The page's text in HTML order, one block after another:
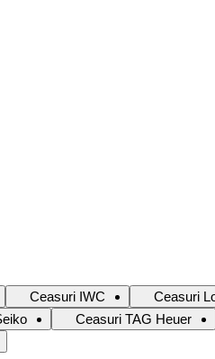
Ceasuri IWC
Ceasuri
Ceasuri TAG Heuer